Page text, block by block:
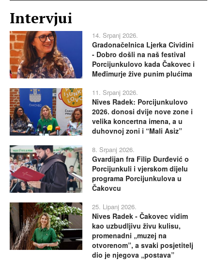
Intervjui
14. Srpanj 2026.
Gradonačelnica Ljerka Cividini
- Dobro došli na naš festival
Porcijunkulovo kada Čakovec i
Međimurje žive punim plućima
11. Srpanj 2026.
Nives Radek: Porcijunkulovo
2026. donosi dvije nove zone i
velika koncertna imena, a u
duhovnoj zoni i “Mali Asiz”
8. Srpanj 2026.
Gvardijan fra Filip Đurđević o
Porcijunkuli i vjerskom dijelu
programa Porcijunkulova u
Čakovcu
25. Lipanj 2026.
Nives Radek - Čakovec vidim
kao uzbudljivu živu kulisu,
promenadni „muzej na
otvorenom”, a svaki posjetitelj
dio je njegova „postava”